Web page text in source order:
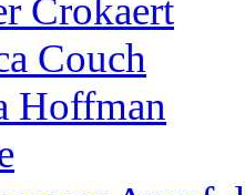
Crokaert
Couch
Hoffman